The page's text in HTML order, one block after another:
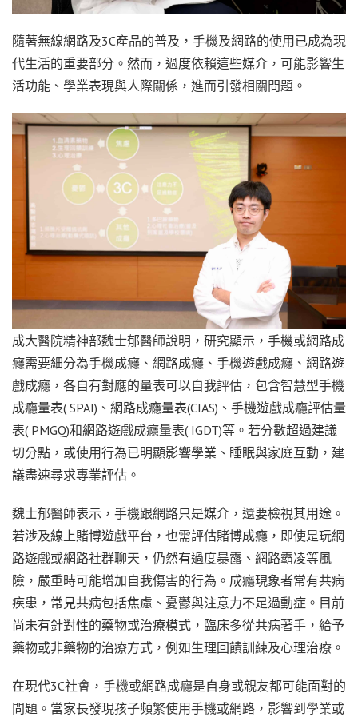
隨著無線網路及3C產品的普及，手機及網路的使用已成為現
代生活的重要部分。然而，過度依賴這些媒介，可能影響生
活功能、學業表現與人際關係，進而引發相關問題。
成大醫院精神部魏士郁醫師說明，研究顯示，手機或網路成
癮需要細分為手機成癮、網路成癮、手機遊戲成癮、網路遊
戲成癮，各自有對應的量表可以自我評估，包含智慧型手機
成癮量表( SPAI)、網路成癮量表(CIAS)、手機遊戲成癮評估量
表( PMGQ)和網路遊戲成癮量表( IGDT)等。若分數超過建議
切分點，或使用行為已明顯影響學業、睡眠與家庭互動，建
議盡速尋求專業評估。
魏士郁醫師表示，手機跟網路只是媒介，還要檢視其用途。
若涉及線上賭博遊戲平台，也需評估賭博成癮，即使是玩網
路遊戲或網路社群聊天，仍然有過度暴露、網路霸凌等風
險，嚴重時可能增加自我傷害的行為。成癮現象者常有共病
疾患，常見共病包括焦慮、憂鬱與注意力不足過動症。目前
尚未有針對性的藥物或治療模式，臨床多從共病著手，給予
藥物或非藥物的治療方式，例如生理回饋訓練及心理治療。
在現代3C社會，手機或網路成癮是自身或親友都可能面對的
問題。當家長發現孩子頻繁使用手機或網路，影響到學業或